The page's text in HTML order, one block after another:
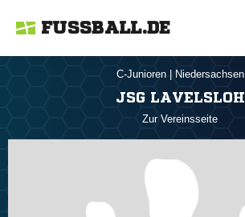
FUSSBALL.DE
C-Junioren Niedersachsen
JSG LAVELSLOH
Zur Vereinsseite